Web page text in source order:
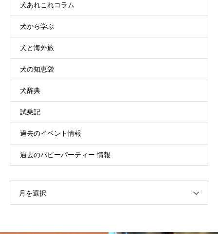
犬あれこれコラム
犬から学ぶ
犬と海外旅
犬の知恵袋
犬辞典
試乗記
過去のイベント情報
過去のパピーパーティー 情報
月を選択